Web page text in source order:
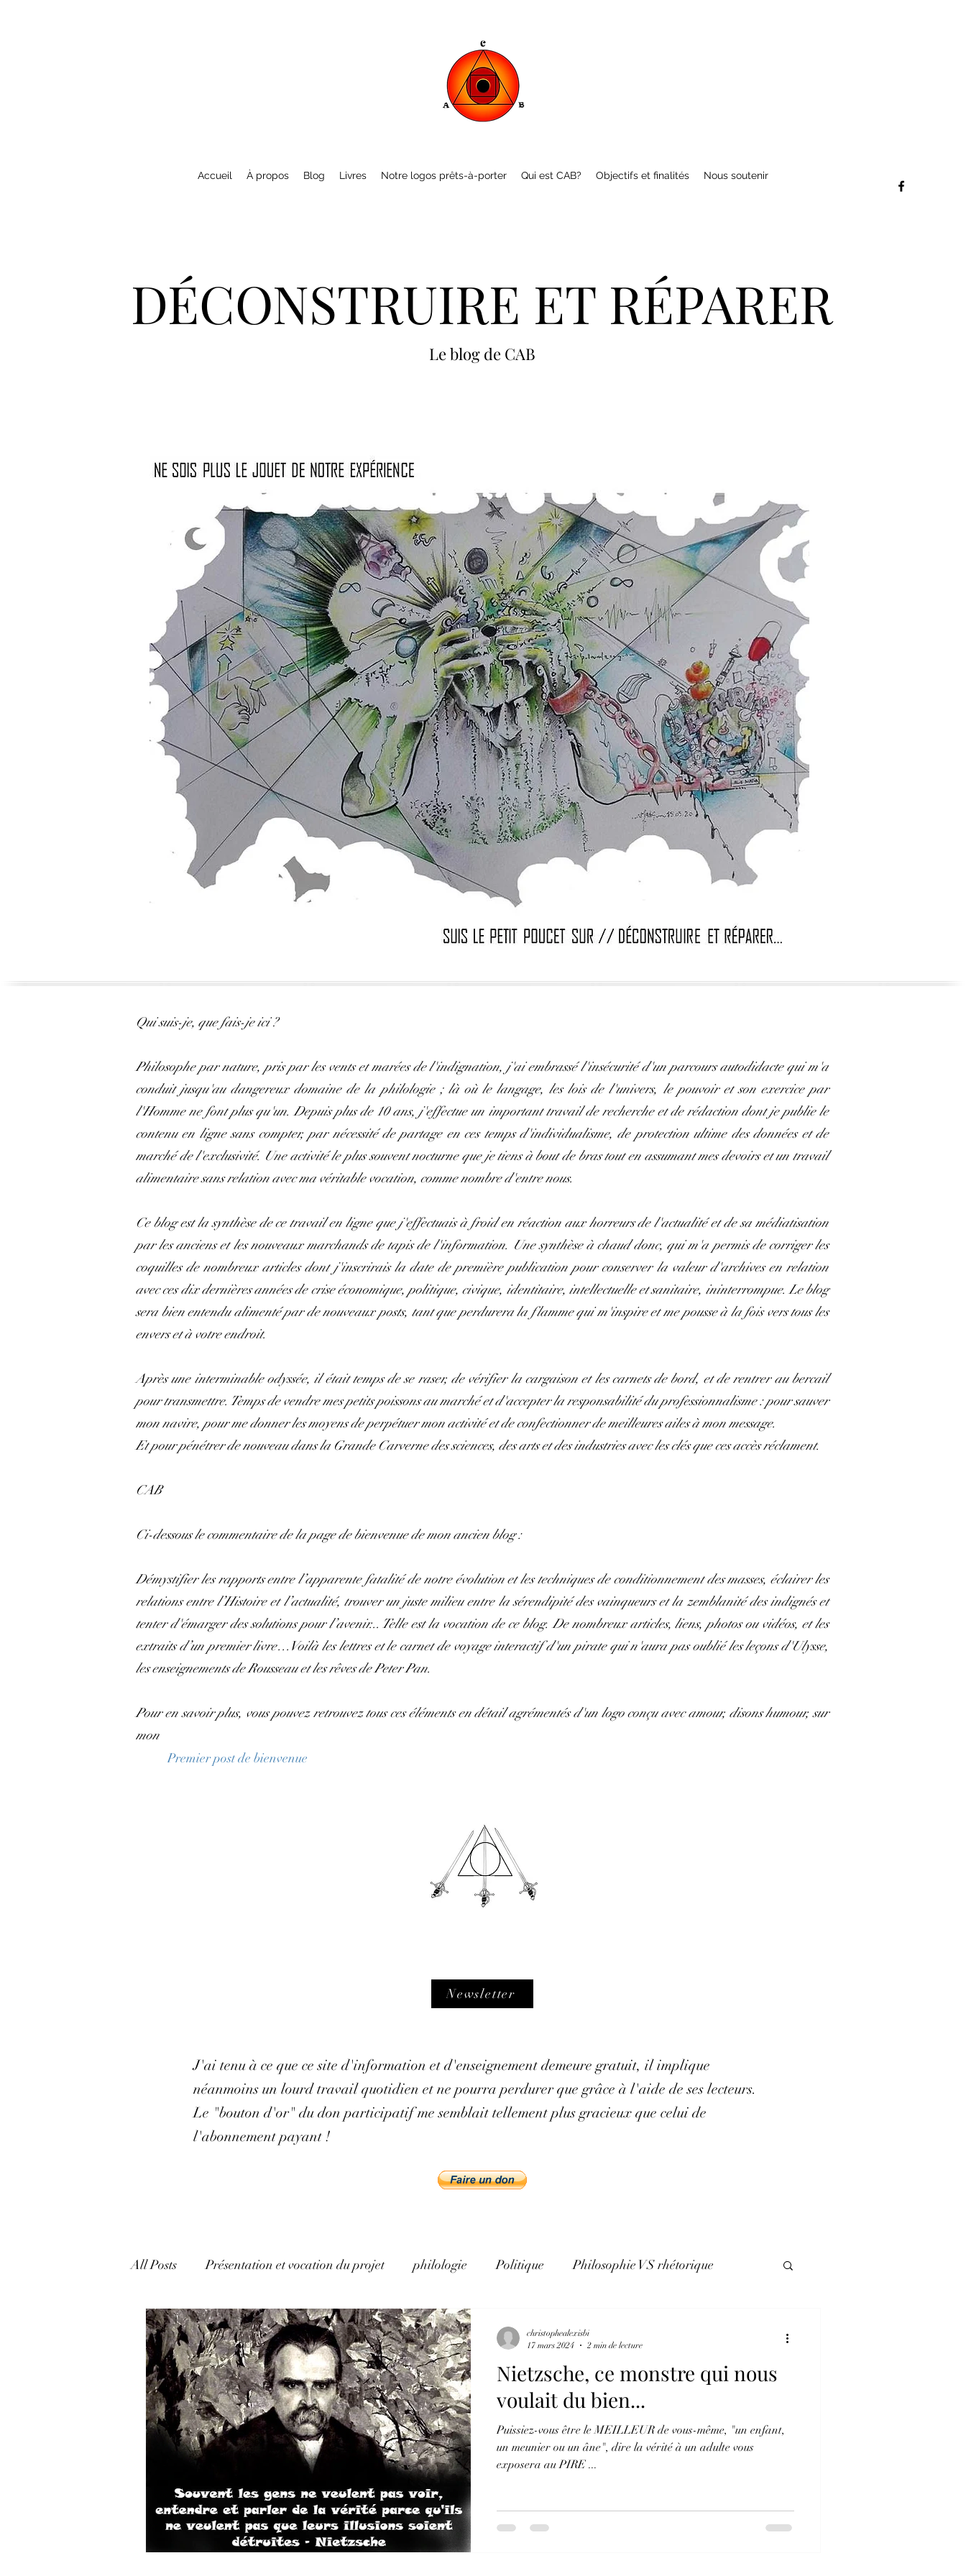
Accueil À propos Blog Livres Notre logos prêts-à-porter Qui est CAB? Objectifs et finalités Nous soutenir
DÉCONSTRUIRE ET RÉPARER
Le blog de CAB
Qui suis-je, que fais-je ici ?
Philosophe par nature, pris par les vents et marées de l'indignation, j'ai embrassé l'insécurité d'un parcours autodidacte qui m'a
conduit jusqu'au dangereux domaine de la philologie ; là où le langage, les lois de l'univers, le pouvoir et son exercice par
l'Homme ne font plus qu'un. Depuis plus de 10 ans, j'effectue un important travail de recherche et de rédaction dont je publie le
contenu en ligne sans compter, par nécessité de partage en ces temps d'individualisme, de protection ultime des données et de
marché de l'exclusivité. Une activité le plus souvent nocturne que je tiens à bout de bras tout en assumant mes devoirs et un travail
alimentaire sans relation avec ma véritable vocation, comme nombre d'entre nous.
Ce blog est la synthèse de ce travail en ligne que j'effectuais à froid en réaction aux horreurs de l'actualité et de sa médiatisation
par les anciens et les nouveaux marchands de tapis de l'information. Une synthèse à chaud donc, qui m'a permis de corriger les
coquilles de nombreux articles dont j'inscrirais la date de première publication pour conserver la valeur d'archives en relation
avec ces dix dernières années de crise économique, politique, civique, identitaire, intellectuelle et sanitaire, ininterrompue. Le blog
sera bien entendu alimenté par de nouveaux posts, tant que perdurera la flamme qui m'inspire et me pousse à la fois vers tous les
envers et à votre endroit.
Après une interminable odyssée, il était temps de se raser, de vérifier la cargaison et les carnets de bord, et de rentrer au bercail
pour transmettre. Temps de vendre mes petits poissons au marché et d'accepter la responsabilité du professionnalisme : pour sauver
mon navire, pour me donner les moyens de perpétuer mon activité et de confectionner de meilleures ailes à mon message.
Et pour pénétrer de nouveau dans la Grande Carverne des sciences, des arts et des industries avec les clés que ces accès réclament.
CAB
Ci-dessous le commentaire de la page de bienvenue de mon ancien blog :
Démystifier les rapports entre l’apparente fatalité de notre évolution et les techniques de conditionnement des masses, éclairer les
relations entre l’Histoire et l’actualité, trouver un juste milieu entre la sérendipité des vainqueurs et la zemblanité des indignés et
tenter d'émarger des solutions pour l’avenir... Telle est la vocation de ce blog. De nombreux articles, liens, photos ou vidéos, et les
extraits d’un premier livre…Voilà les lettres et le carnet de voyage interactif d'un pirate qui n'aura pas oublié les leçons d'Ulysse,
les enseignements de Rousseau et les rêves de Peter Pan.
Pour en savoir plus, vous pouvez retrouvez tous ces éléments en détail agrémentés d'un logo conçu avec amour, disons humour, sur
mon
Premier post de bienvenue
Newsletter
J'ai tenu à ce que ce site d'information et d'enseignement demeure gratuit, il implique
néanmoins un lourd travail quotidien et ne pourra perdurer que grâce à l'aide de ses lecteurs.
Le "bouton d'or" du don participatif me semblait tellement plus gracieux que celui de
l'abonnement payant !
All Posts Présentation et vocation du projet philologie Politique Philosophie VS rhétorique
catégorie mixte Mécanisme d'Histoire La théorie du complot pour les nuls
Appréhender l'Hermétisme Eco Logos Science et religion Arithmancie pour les nuls
politique, pouvoir et argent éthique et éducation Science, politique, religion et art
Langage et pouvoir
Nietzsche, ce monstre qui nous
voulait du bien...
Puissiez-vous être le MEILLEUR de vous-même, "un enfant,
un meunier ou un âne", dire la vérité à un adulte vous
exposera au PIRE ...
christophealexisbi
17 mars 2024
2 min de lecture